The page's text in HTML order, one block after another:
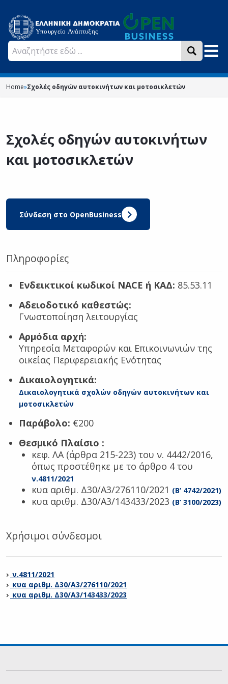
Home»Σχολές οδηγών αυτοκινήτων και μοτοσικλετών
Σχολές οδηγών αυτοκινήτων
και μοτοσικλετών
Σύνδεση στο OpenBusiness
Πληροφορίες
Ενδεικτικοί κωδικοί NACE ή ΚΑΔ: 85.53.11
Αδειοδοτικό καθεστώς:
Γνωστοποίηση λειτουργίας
Αρμόδια αρχή:
Υπηρεσία Μεταφορών και Επικοινωνιών της
οικείας Περιφερειακής Ενότητας
Δικαιολογητικά:
Δικαιολογητικά σχολών οδηγών αυτοκινήτων και
μοτοσικλετών
Παράβολο: €200
Θεσμικό Πλαίσιο :
κεφ. ΛΑ (άρθρα 215-223) του ν. 4442/2016,
όπως προστέθηκε με το άρθρο 4 του
ν.4811/2021
κυα αριθμ. Δ30/A3/276110/2021 (Β’ 4742/2021)
κυα αριθμ. Δ30/A3/143433/2023 (Β’ 3100/2023)
Χρήσιμοι σύνδεσμοι
ν.4811/2021
κυα αριθμ. Δ30/A3/276110/2021
κυα αριθμ. Δ30/A3/143433/2023